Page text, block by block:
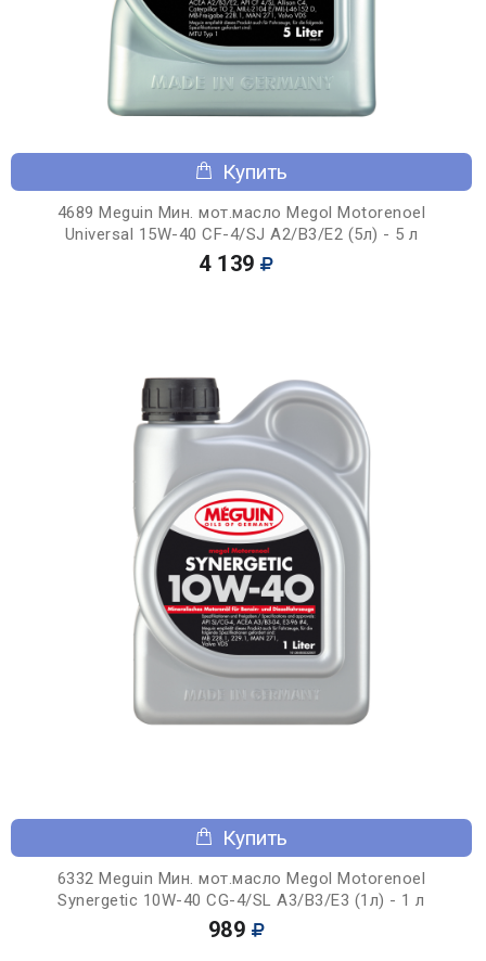
Купить
4689 Meguin Мин. мот.масло Megol Motorenoel
Universal 15W-40 CF-4/SJ A2/B3/E2 (5л) - 5 л
4 139
Купить
6332 Meguin Мин. мот.масло Megol Motorenoel
Synergetic 10W-40 CG-4/SL A3/B3/E3 (1л) - 1 л
989